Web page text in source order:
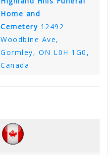
Home and
Cemetery 12492
Woodbine Ave,
Gormley, ON L0H 1G0,
Canada